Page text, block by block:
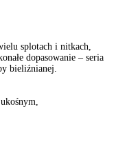
splotach i nitkach,
dopasowanie – seria
bieliźnianej.